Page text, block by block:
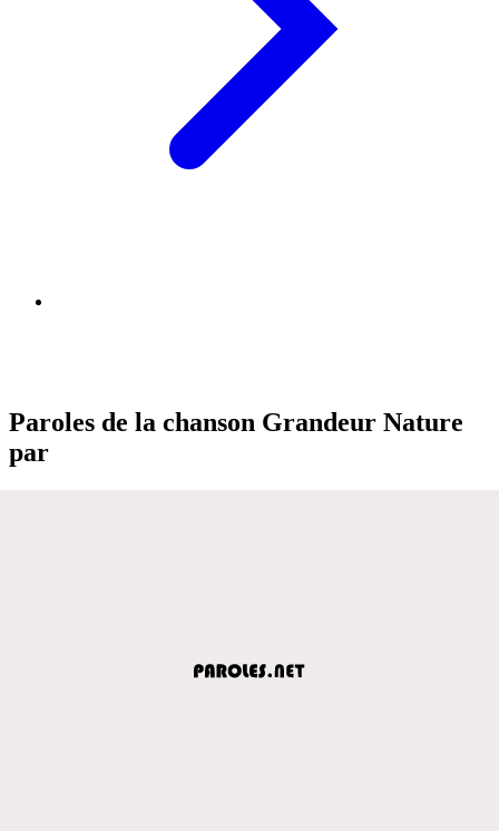
Paroles de la chanson Grandeur Nature
par